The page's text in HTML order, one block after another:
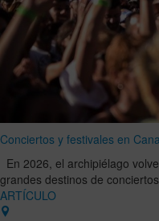
Conciertos y festivales en
En 2026, el archipiélago
grandes destinos de
ARTÍCULO